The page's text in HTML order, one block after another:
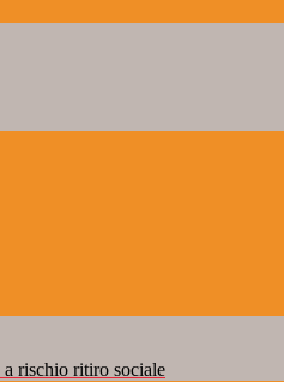
rischio ritiro sociale